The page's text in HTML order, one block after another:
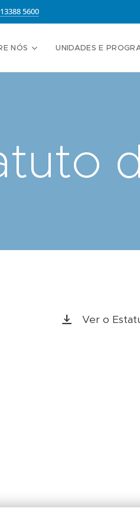
5600
NÓS UNIDADES E
Ver o